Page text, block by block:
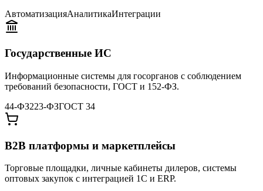
АвтоматизацияАналитикаИнтеграции
Государственные ИС
Информационные системы для госорганов с соблюдением
требований безопасности, ГОСТ и 152-ФЗ.
44-ФЗ223-ФЗГОСТ 34
B2B платформы и маркетплейсы
Торговые площадки, личные кабинеты дилеров, системы
оптовых закупок с интеграцией 1С и ERP.